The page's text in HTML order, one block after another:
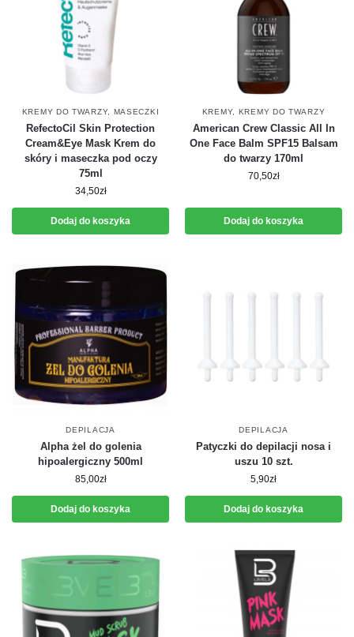
KREMY DO TWARZY, MASECZKI
RefectoCil Skin Protection
Cream&Eye Mask Krem do
skóry i maseczka pod oczy
75ml
34,50zł
Dodaj do koszyka
KREMY, KREMY DO TWARZY
American Crew Classic All In
One Face Balm SPF15 Balsam
do twarzy 170ml
70,50zł
Dodaj do koszyka
DEPILACJA
Alpha żel do golenia
hipoalergiczny 500ml
85,00zł
Dodaj do koszyka
DEPILACJA
Patyczki do depilacji nosa i
uszu 10 szt.
5,90zł
Dodaj do koszyka